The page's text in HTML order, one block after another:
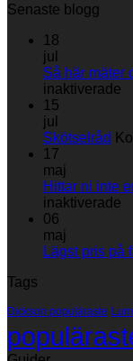
Senaste blogg
18
jul
Så här mäter
inaktiverade
15
jul
Skötselråd
17
maj
Hittar ni inte
inaktiverade
06
maj
Lägst pris på
Tags
Dickson populäraste